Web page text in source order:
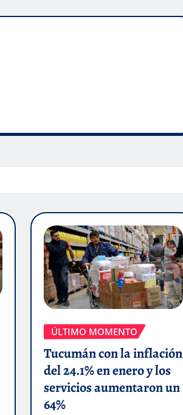
ÚLTIMO MOMENTO
Tucumán con la inflación
del 24.1% en enero y los
servicios aumentaron un
64%